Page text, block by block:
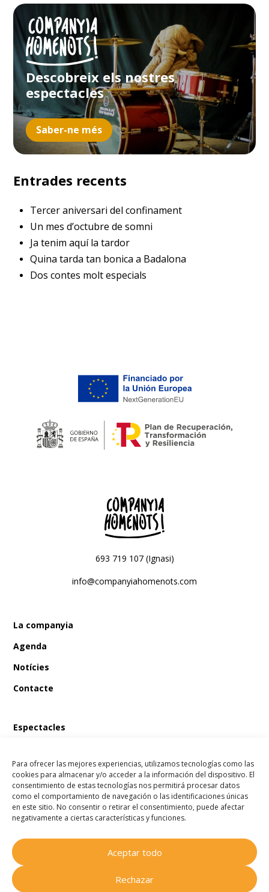
Para ofrecer las mejores experiencias, utilizamos tecnologías como las
cookies para almacenar y/o acceder a la información del dispositivo. El
consentimiento de estas tecnologías nos permitirá procesar datos
como el comportamiento de navegación o las identificaciones únicas
en este sitio. No consentir o retirar el consentimiento, puede afectar
negativamente a ciertas características y funciones.
Aceptar todo
Rechazar
Descobreix els nostres
espectacles
Saber-ne més
Entrades recents
Tercer aniversari del confinament
Un mes d’octubre de somni
Ja tenim aquí la tardor
Quina tarda tan bonica a Badalona
Dos contes molt especials
693 719 107 (Ignasi)
info@companyiahomenots.com
La companyia
Agenda
Notícies
Contacte
Espectacles
En Bum i el llibre màgic de les fades
En Bum i l’estel dels desitjos
En Bum i el secret de l’amistat
Companyia Homenots
Tots els drets reservats.